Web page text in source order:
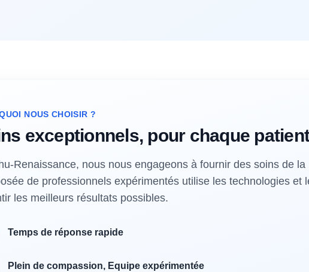
NOUS CHOISIR ?
exceptionnels, pour chaque
Renaissance, nous nous engageons à fournir des soins de
de professionnels expérimentés utilise les technologies
les meilleurs résultats possibles.
Temps de réponse rapide
Plein de compassion, Equipe expérimentée